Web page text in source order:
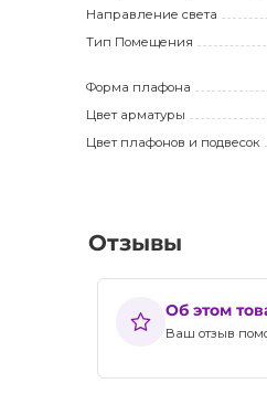
престиж. Не упустите
светом и эстетикой.
Направление света
Тип Помещения
Форма плафона
Цвет арматуры
Цвет плафонов и подвесок
Отзывы
Об этом
Ваш отзыв